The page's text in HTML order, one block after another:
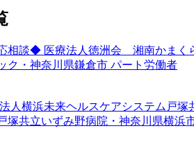
談◆ 医療法人徳洲会 湘南かまく
ク・神奈川県鎌倉市 パート労働者
人横浜未来ヘルスケアシステム戸塚
塚共立いずみ野病院・神奈川県横浜